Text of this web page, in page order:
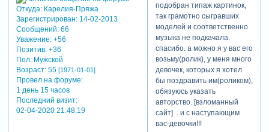
Откуда:Карелия-Пряжа
Зарегистрирован: 14-02-2013
Сообщений:66
Уважение: +56
Позитив: +36
Пол:Мужской
Возраст:55 [1971-01-01]
Провел на форуме:
1 день 15 часов
Последний визит:
02-04-2020 21:48:19
подобран типаж картинок,
так грамотно сыгравших
моделей и соответственно
музыка не подкачала.
спасибо. а можно я у вас его
возьму(ролик), у меня много
девочек, которых я хотел
бы поздравить им(роликом),
обязуюсь указать
авторство. [взломанный
сайт] . и с наступающим
вас-девочки!!!